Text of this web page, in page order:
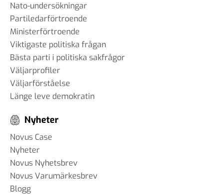
Nato-undersökningar
Partiledarförtroende
Ministerförtroende
Viktigaste politiska frågan
Bästa parti i politiska sakfrågor
Väljarprofiler
Väljarförståelse
Länge leve demokratin
Nyheter
Novus Case
Nyheter
Novus Nyhetsbrev
Novus Varumärkesbrev
Blogg